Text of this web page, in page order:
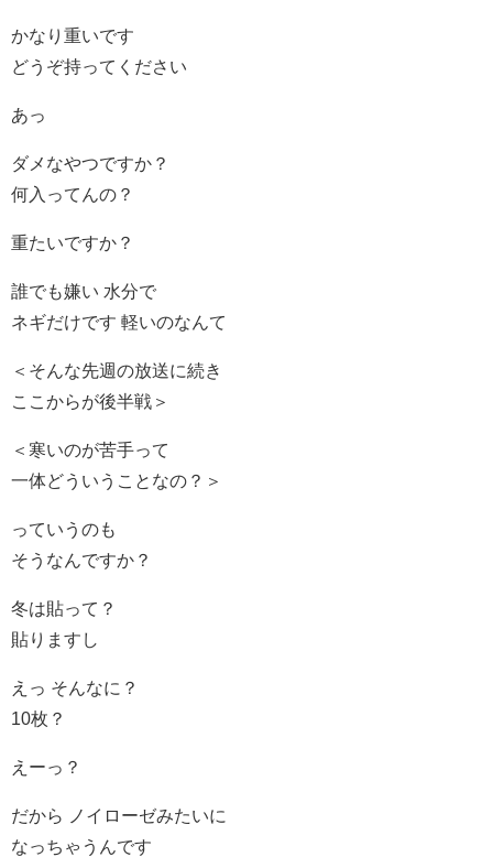
かなり重いです
どうぞ持ってください
あっ
ダメなやつですか？
何入ってんの？
重たいですか？
誰でも嫌い 水分で
ネギだけです 軽いのなんて
＜そんな先週の放送に続き
ここからが後半戦＞
＜寒いのが苦手って
一体どういうことなの？＞
っていうのも
そうなんですか？
冬は貼って？
貼りますし
えっ そんなに？
10枚？
えーっ？
だから ノイローゼみたいに
なっちゃうんです